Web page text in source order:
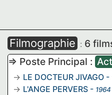
Filmographie : 6
=> Poste Principal :
LE DOCTEUR JIVAGO -
L'ANGE PERVERS - 1964